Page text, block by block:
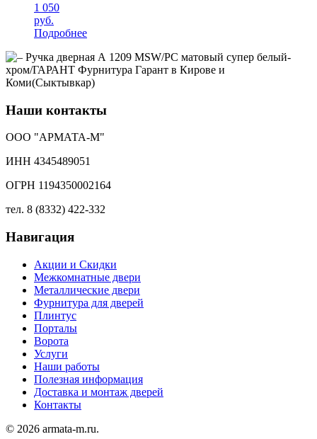
1 050
руб.
Подробнее
Наши контакты
ООО "АРМАТА-М"
ИНН 4345489051
ОГРН 1194350002164
тел. 8 (8332) 422-332
Навигация
Акции и Скидки
Межкомнатные двери
Металлические двери
Фурнитура для дверей
Плинтус
Порталы
Ворота
Услуги
Наши работы
Полезная информация
Доставка и монтаж дверей
Контакты
© 2026 armata-m.ru.